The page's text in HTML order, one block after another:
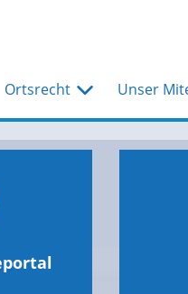
Ortsrecht Unser